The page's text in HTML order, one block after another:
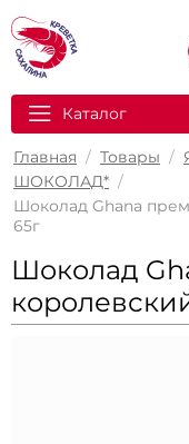
Каталог
Главная / Товары /
ШОКОЛАД* /
Шоколад Ghana
65г
Шоколад